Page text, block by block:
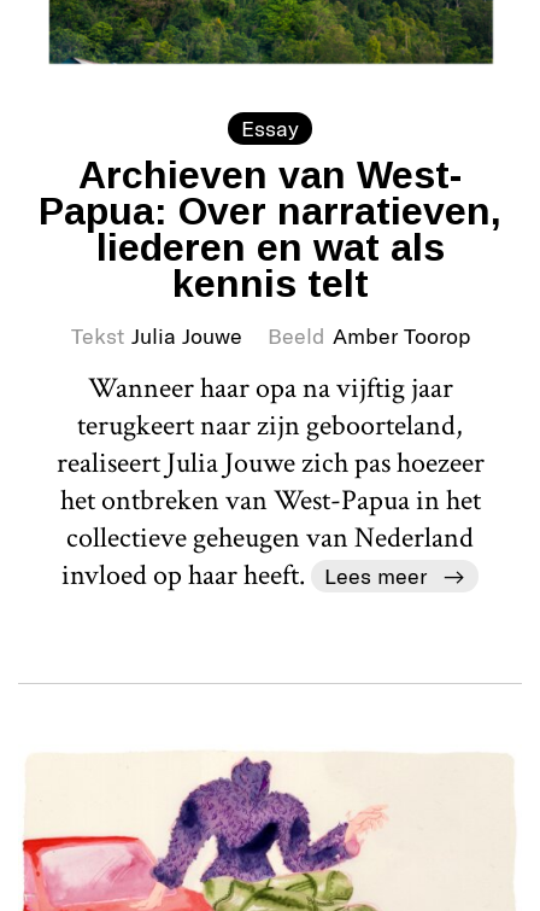
Essay
Archieven van West-
Papua: Over narratieven,
liederen en wat als
kennis telt
Tekst Julia Jouwe Beeld Amber Toorop
Wanneer haar opa na vijftig jaar
terugkeert naar zijn geboorteland,
realiseert Julia Jouwe zich pas hoezeer
het ontbreken van West-Papua in het
collectieve geheugen van Nederland
invloed op haar heeft.
Lees meer